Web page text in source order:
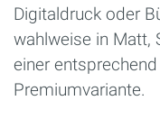
Digitaldruck oder
wahlweise in Matt,
einer
Premiumvariante.